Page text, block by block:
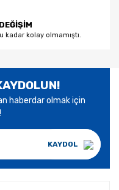
kadar kolay olmamıştı.
haberdar olmak için
KAYDOL